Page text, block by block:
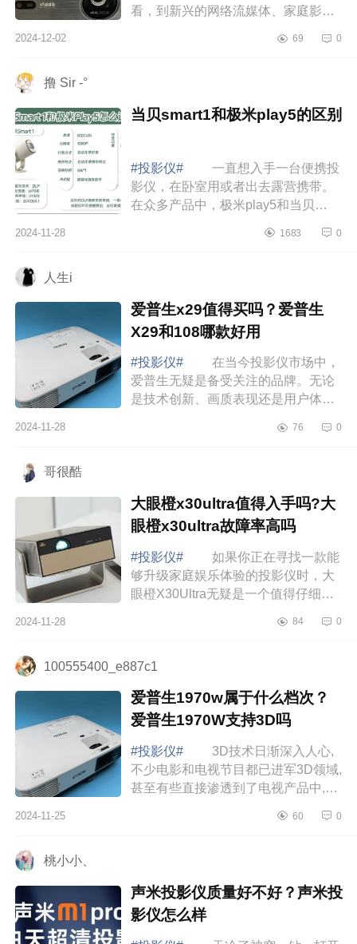
看，到新兴的网络流媒体、家庭影院
面小编为大家介绍下海信c2pro噪音大
2024-12-02 69 0
撸 Sir -°
当贝smart1和极米play5的区别
#投影仪#
一直想入手一台便携投
影仪，在卧室用或者出去露营携带。
在众多产品中，极米play5和当贝
评感觉参数不相上下，纠结许久后，
2024-11-28 1683 0
人生i
爱普生x29值得买吗？爱普生
X29和108哪款好用
#投影仪#
在当今投影仪市场中，
爱普生无疑是备受关注的品牌。无论
是技术创新、画质表现还是用户体
值得买吗？爱普生X29和108哪款好
2024-11-28 76 0
哥很酷
大眼橙x30ultra值得入手吗?大
眼橙x30ultra故障率高吗
#投影仪#
如果你正在寻找一款能
够升级家庭娱乐体验的投影仪时，大
眼橙X30Ultra无疑是一个值得仔细考
眼橙x30ultra值得入手吗?大眼橙
2024-11-28 84 0
100555400_e887c1
爱普生1970w属于什么档次？
爱普生1970W支持3D吗
#投影仪#
3D技术日渐深入人心,
不少电影和电视节目都已进军3D领域,
甚至有些直接渗透到了电视产品中,打
为大家介绍下爱普生1970w属于什么
2024-11-25 60 0
桃小小、
声米投影仪质量好不好？声米投
影仪怎么样